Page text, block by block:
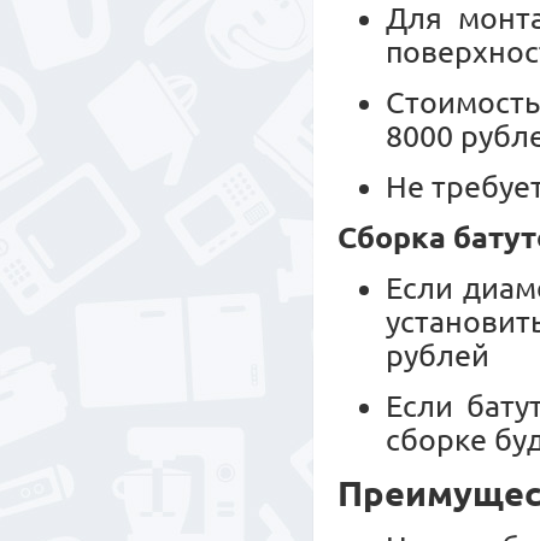
Для
8000
Не
Сборка
Если
рублей
Если
сборке